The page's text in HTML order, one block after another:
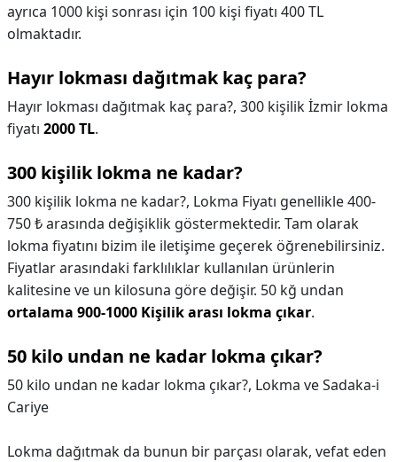
ayrıca 1000 kişi sonrası için 100 kişi fiyatı 400 TL
olmaktadır.
Hayır lokması dağıtmak kaç para?
Hayır lokması dağıtmak kaç para?, 300 kişilik İzmir lokma
fiyatı 2000 TL.
300 kişilik lokma ne kadar?
300 kişilik lokma ne kadar?, Lokma Fiyatı genellikle 400-
750 ₺ arasında değişiklik göstermektedir. Tam olarak
lokma fiyatını bizim ile iletişime geçerek öğrenebilirsiniz.
Fiyatlar arasındaki farklılıklar kullanılan ürünlerin
kalitesine ve un kilosuna göre değişir. 50 kğ undan
ortalama 900-1000 Kişilik arası lokma çıkar.
50 kilo undan ne kadar lokma çıkar?
50 kilo undan ne kadar lokma çıkar?, Lokma ve Sadaka-i
Cariye
Lokma dağıtmak da bunun bir parçası olarak, vefat eden